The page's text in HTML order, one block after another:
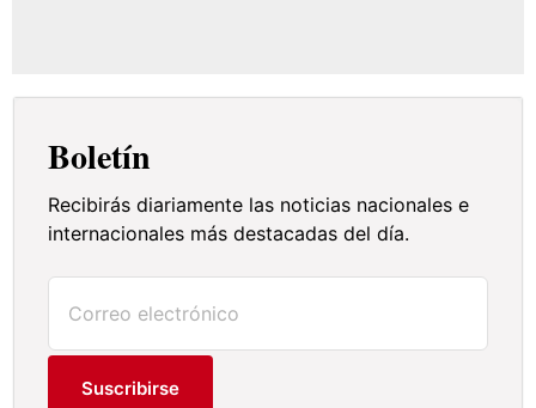
Boletín
Recibirás diariamente las noticias nacionales e
internacionales más destacadas del día.
Suscribirse